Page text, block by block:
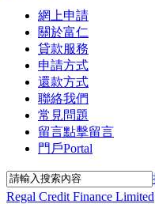
網上申請
關於富仁
貸款服務
申請方式
還款方式
聯絡我們
常見問題
留言點擊留言
門戶Portal
Regal Credit Finance Limited